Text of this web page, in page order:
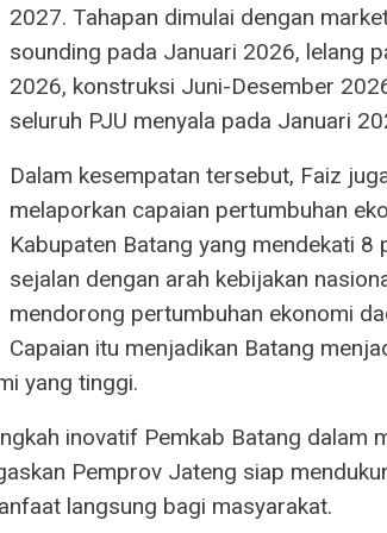
2027. Tahapan dimulai dengan
sounding pada Januari 2026, lelang
2026, konstruksi Juni-Desember
seluruh PJU menyala pada Januari
Dalam kesempatan tersebut, Faiz
melaporkan capaian pertumbuhan
Kabupaten Batang yang mendekati 8
sejalan dengan arah kebijakan
mendorong pertumbuhan ekonomi
Capaian itu menjadikan Batang
yang tinggi.
inovatif Pemkab Batang dalam
Pemprov Jateng siap
langsung bagi masyarakat.